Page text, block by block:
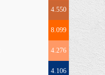
4.550
8.099
4.276
4.106